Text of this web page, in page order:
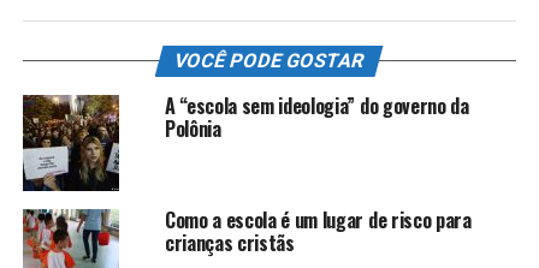
VOCÊ PODE GOSTAR
A “escola sem ideologia” do governo da
Polônia
Como a escola é um lugar de risco para
crianças cristãs